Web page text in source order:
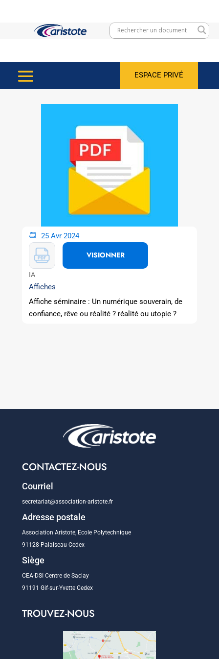
ESPACE PRIVÉ
25 Avr 2024
VISIONNER
IA
Affiches
Affiche séminaire : Un numérique souverain, de
confiance, rêve ou réalité ? réalité ou utopie ?
CONTACTEZ-NOUS
Courriel
secretariat@association-aristote.fr
Adresse postale
Association Aristote, Ecole Polytechnique
91128 Palaiseau Cedex
Siège
CEA-DSI Centre de Saclay
91191 Gif-sur-Yvette Cedex
TROUVEZ-NOUS